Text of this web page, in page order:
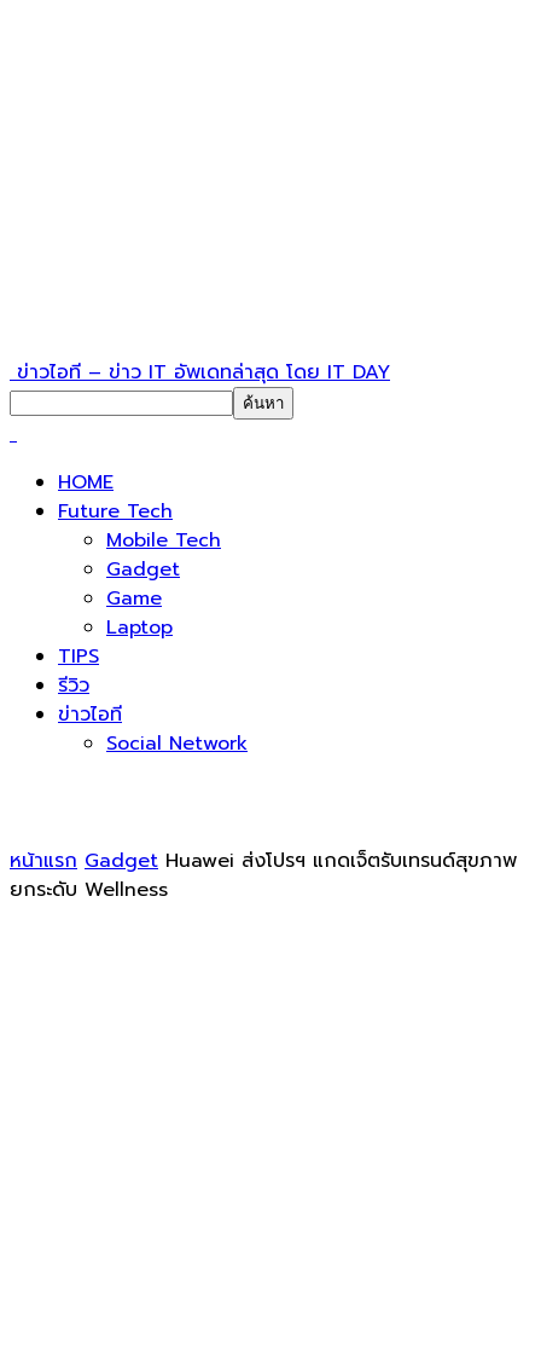
ข่าวไอที – ข่าว IT อัพเดทล่าสุด โดย IT DAY
HOME
Future Tech
Mobile Tech
Gadget
Game
Laptop
TIPS
รีวิว
ข่าวไอที
Social Network
หน้าแรก Gadget Huawei ส่งโปรฯ แกดเจ็ตรับเทรนด์สุขภาพ
ยกระดับ Wellness